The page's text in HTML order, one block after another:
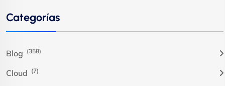
Categorías
Blog (358)
Cloud (7)